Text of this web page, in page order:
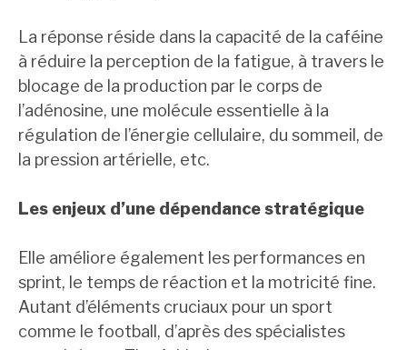
La réponse réside dans la capacité de la caféine
à réduire la perception de la fatigue, à travers le
blocage de la production par le corps de
l’adénosine, une molécule essentielle à la
régulation de l’énergie cellulaire, du sommeil, de
la pression artérielle, etc.
Les enjeux d’une dépendance stratégique
Elle améliore également les performances en
sprint, le temps de réaction et la motricité fine.
Autant d’éléments cruciaux pour un sport
comme le football, d’après des spécialistes